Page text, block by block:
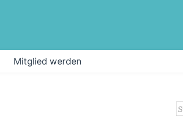
Mitglied werden